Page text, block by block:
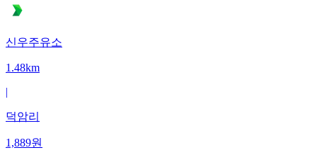
신우주유소
1.48km
|
덕암리
1,889원